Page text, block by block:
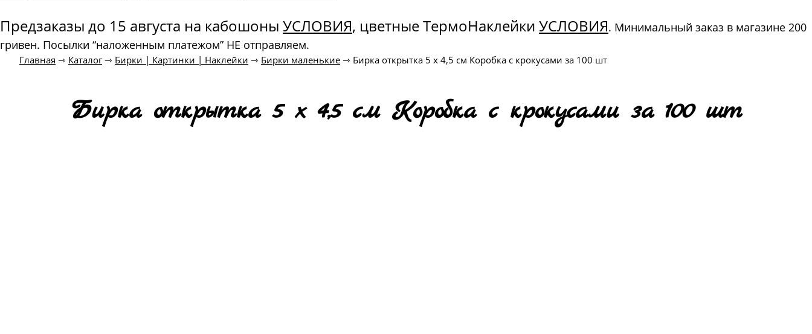
Предзаказы до 15 августа на кабошоны УСЛОВИЯ, цветные ТермоНаклейки УСЛОВИЯ. Минимальный заказ в магазине 200
гривен. Посылки “наложенным платежом” НЕ отправляем.
Главная ⇾ Каталог⇾ Бирки | Картинки | Наклейки ⇾ Бирки маленькие ⇾ Бирка открытка 5 х 4,5 см Коробка с крокусами за 100 шт
Бирка открытка 5 х 4,5 см Коробка с крокусами за 100 шт